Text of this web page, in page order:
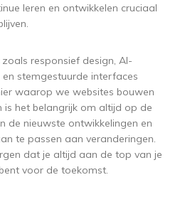
leren en ontwikkelen cruciaal
responsief design, AI-
stemgestuurde interfaces
waarop we websites bouwen
is het belangrijk om altijd op de
de nieuwste ontwikkelingen en
te passen aan veranderingen.
dat je altijd aan de top van je
voor de toekomst.